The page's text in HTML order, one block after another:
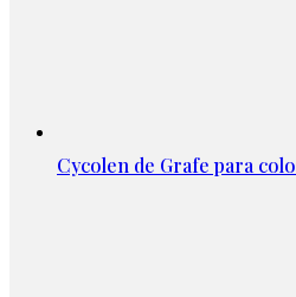
Cycolen de Grafe para